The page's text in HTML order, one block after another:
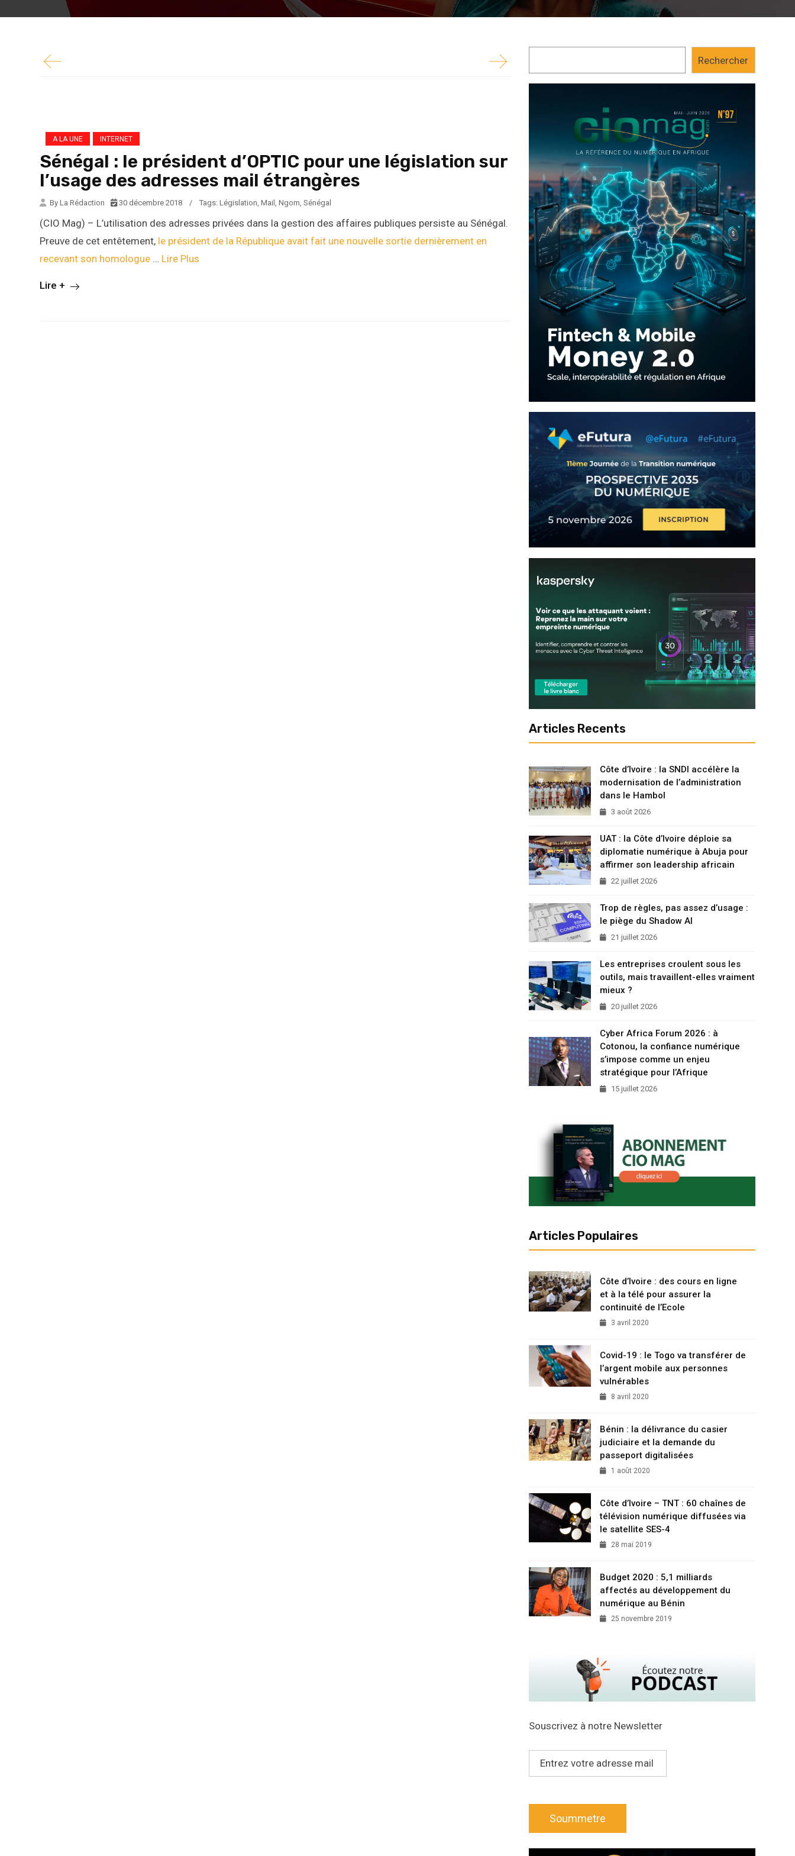
Sénégal. Preuve de cet entêtement,
le président de la République avait fait une nouvelle sortie
dernièrement en recevant...
A LA UNE INTERNET
Sénégal : le président d’OPTIC pour une législation sur
l’usage des adresses mail étrangères
By La Rédaction 30 décembre 2018 / Tags: Législation, Mail , Ngom, Sénégal
(CIO Mag) – L’utilisation des adresses privées dans la gestion des affaires publiques persiste au Sénégal.
Preuve de cet entêtement, le président de la République avait fait une nouvelle sortie dernièrement en
recevant son homologue … Lire Plus
Lire +
Rechercher
Articles Recents
Côte d’Ivoire : la SNDI accélère la
modernisation de l’administration
dans le Hambol
3 août 2026
UAT : la Côte d’Ivoire déploie sa
diplomatie numérique à Abuja pour
affirmer son leadership africain
22 juillet 2026
Trop de règles, pas assez d’usage :
le piège du Shadow AI
21 juillet 2026
Les entreprises croulent sous les
outils, mais travaillent-elles vraiment
mieux ?
20 juillet 2026
Cyber Africa Forum 2026 : à
Cotonou, la confiance numérique
s’impose comme un enjeu
stratégique pour l’Afrique
15 juillet 2026
Articles Populaires
Côte d’Ivoire : des cours en ligne
et à la télé pour assurer la
continuité de l’Ecole
3 avril 2020
Covid-19 : le Togo va transférer de
l’argent mobile aux personnes
vulnérables
8 avril 2020
Bénin : la délivrance du casier
judiciaire et la demande du
passeport digitalisées
1 août 2020
Côte d’Ivoire – TNT : 60 chaînes de
télévision numérique diffusées via
le satellite SES-4
28 mai 2019
Budget 2020 : 5,1 milliards
affectés au développement du
numérique au Bénin
25 novembre 2019
Souscrivez à notre Newsletter